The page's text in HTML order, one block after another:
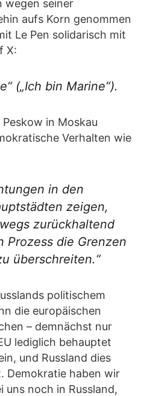
wegen seiner
aufs Korn genommen
Le Pen solidarisch mit
X:
(„Ich bin Marine“).
in Moskau
Verhalten wie
in den
zeigen,
zurückhaltend
Prozess die Grenzen
überschreiten.“
politischem
die europäischen
– demnächst nur
lediglich behauptet
und Russland dies
Demokratie haben wir
uns noch in Russland,